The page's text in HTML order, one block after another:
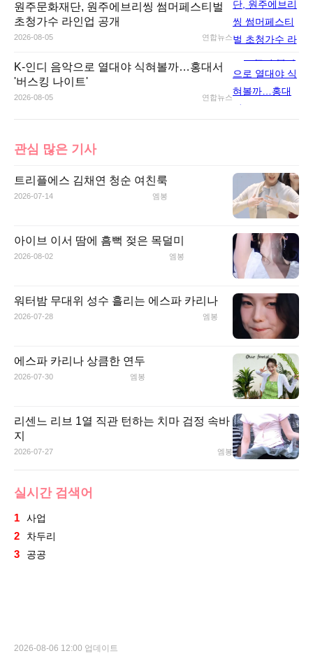
원주문화재단, 원주에브리씽 썸머페스티벌
초청가수 라인업 공개
2026-08-05 연합뉴스
K-인디 음악으로 열대야 식혀볼까…홍대서
'버스킹 나이트'
2026-08-05 연합뉴스
관심 많은 기사
트리플에스 김채연 청순 여친룩
2026-07-14 엠봉
아이브 이서 땀에 흠뻑 젖은 목덜미
2026-08-02 엠봉
워터밤 무대위 성수 흘리는 에스파 카리나
2026-07-28 엠봉
에스파 카리나 상큼한 연두
2026-07-30 엠봉
리센느 리브 1열 직관 턴하는 치마 검정 속바
지
2026-07-27 엠봉
실시간 검색어
1 사업
2 차두리
3 공공
2026-08-06 12:00 업데이트